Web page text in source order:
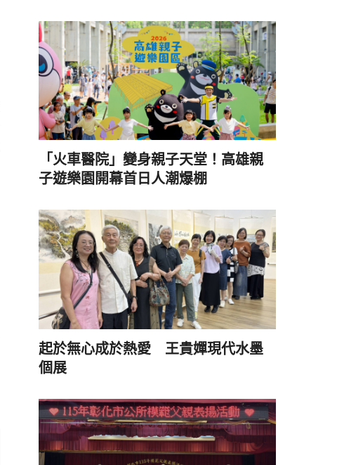
「火車醫院」變身親子天堂！高雄親
子遊樂園開幕首日人潮爆棚
起於無心成於熱愛 王貴嬋現代水墨
個展